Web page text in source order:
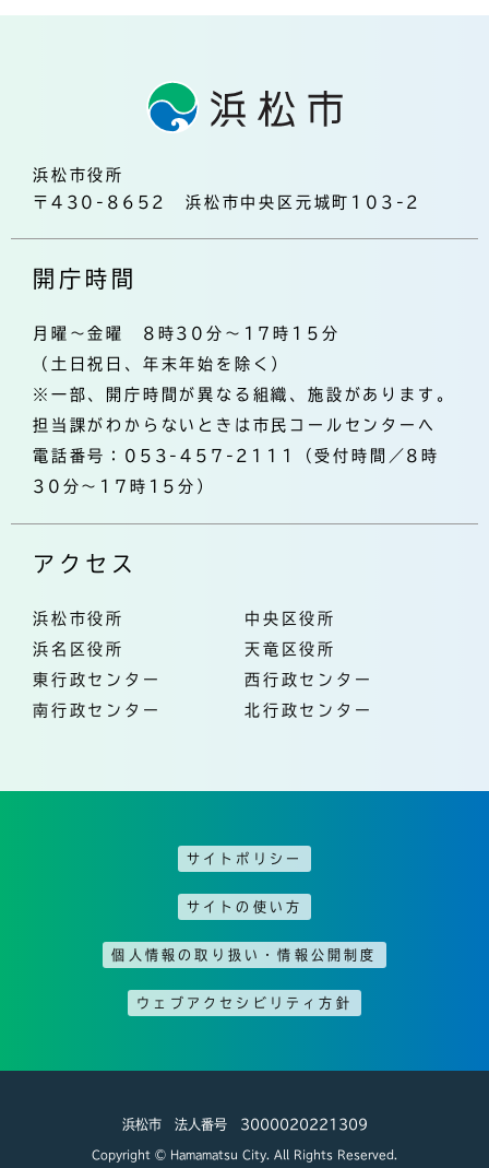
浜松市役所
〒430-8652 浜松市中央区元城町103-2
開庁時間
月曜～金曜 8時30分～17時15分
（土日祝日、年末年始を除く）
※一部、開庁時間が異なる組織、施設があります。
担当課がわからないときは市民コールセンターへ
電話番号：053-457-2111（受付時間／8時
30分～17時15分）
アクセス
浜松市役所
中央区役所
浜名区役所
天竜区役所
東行政センター
西行政センター
南行政センター
北行政センター
サイトポリシー
サイトの使い方
個人情報の取り扱い・情報公開制度
ウェブアクセシビリティ方針
浜松市 法人番号 3000020221309
Copyright © Hamamatsu City. All Rights Reserved.